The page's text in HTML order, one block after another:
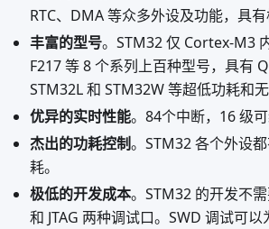
RTC、DMA 等众多外设及功能，具有
丰富的型号。STM32 仅 Cortex-M3
F217 等 8 个系列上百种型号，具有
STM32L 和 STM32W 等超低功耗和
优异的实时性能。84个中断，16 级
杰出的功耗控制。STM32 各个外设
耗。
极低的开发成本。STM32 的开发不
和 JTAG 两种调试口。SWD 调试可